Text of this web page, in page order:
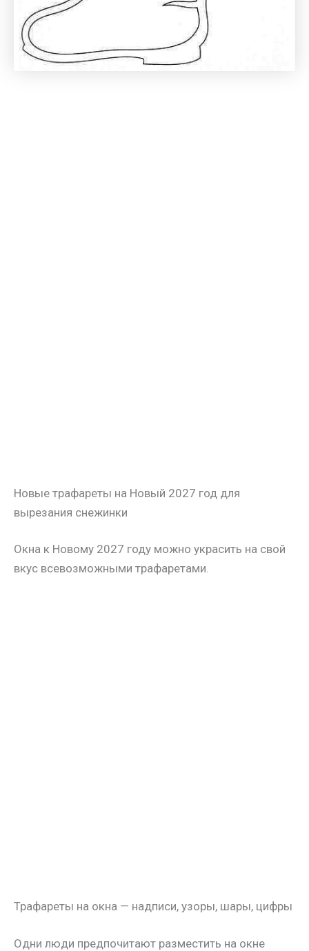
Новые трафареты на Новый 2027 год для
вырезания снежинки
Окна к Новому 2027 году можно украсить на свой
вкус всевозможными трафаретами.
Трафареты на окна — надписи, узоры, шары, цифры
Одни люди предпочитают разместить на окне